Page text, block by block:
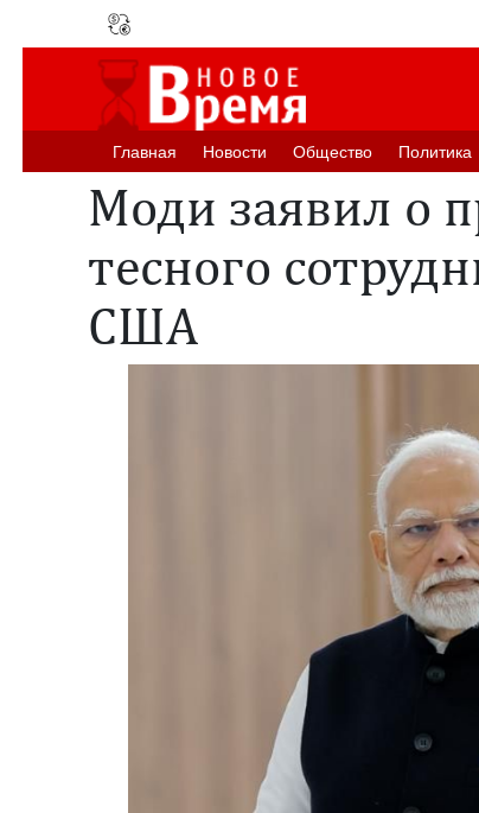
Главная Новости Oбщество Политика
Моди заявил о
тесного
США